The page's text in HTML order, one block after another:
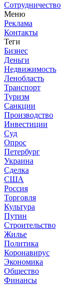
Сотрудничество
Меню
Реклама
Контакты
Теги
Бизнес
Деньги
Недвижимость
Ленобласть
Транспорт
Туризм
Санкции
Производство
Инвестиции
Суд
Опрос
Петербург
Украина
Сделка
США
Россия
Торговля
Культура
Путин
Строительство
Жилье
Политика
Коронавирус
Экономика
Общество
Финансы